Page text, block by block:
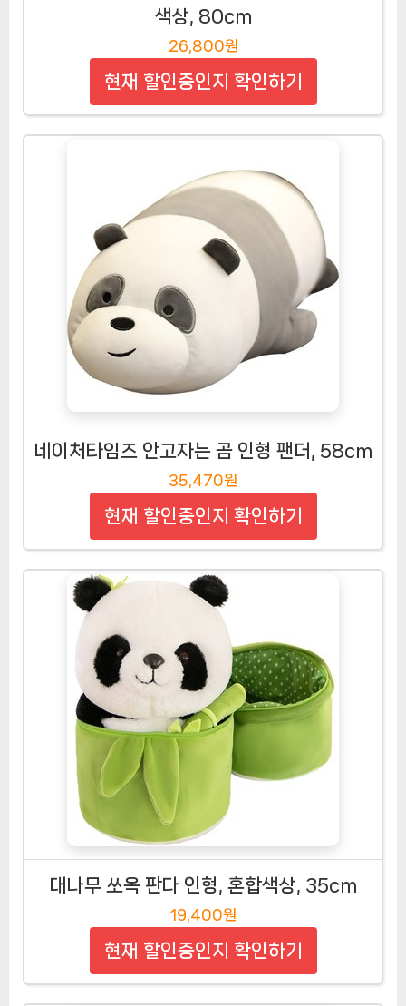
색상, 80cm
26,800원
현재 할인중인지 확인하기
네이처타임즈 안고자는 곰 인형 팬더, 58cm
35,470원
현재 할인중인지 확인하기
대나무 쏘옥 판다 인형, 혼합색상, 35cm
19,400원
현재 할인중인지 확인하기